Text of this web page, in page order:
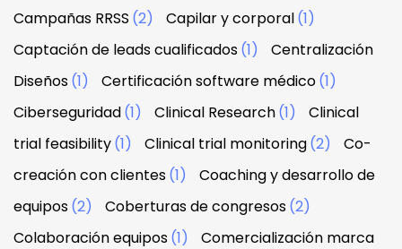
Campañas RRSS (2) Capilar y corporal(1)
Captación de leads cualificados(1)
Centralización
Diseños(1) Certificación software médico(1)
Ciberseguridad(1) Clinical Research(1)
Clinical
trial feasibility(1) Clinical trial monitoring(2)
Co-
creación con clientes(1)
Coaching y desarrollo de
equipos(2) Coberturas de congresos(2)
Colaboración equipos(1)
Comercialización marca